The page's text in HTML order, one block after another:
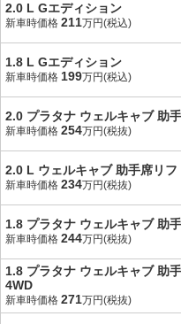
2.0 L Gエディション
新車時価格 211万円(税込)
1.8 L Gエディション
新車時価格 199万円(税込)
2.0 プラタナ ウェルキャブ 助
新車時価格 254万円(税抜)
2.0 L ウェルキャブ 助手席リ
新車時価格 234万円(税抜)
1.8 プラタナ ウェルキャブ 助
新車時価格 244万円(税抜)
1.8 プラタナ ウェルキャブ 助
4WD
新車時価格 271万円(税抜)